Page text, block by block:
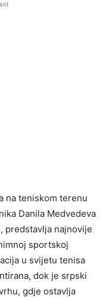
na teniskom terenu
Danila Medvedeva
predstavlja najnovije
sportskoj
u svijetu tenisa
dok je srpski
gdje ostavlja